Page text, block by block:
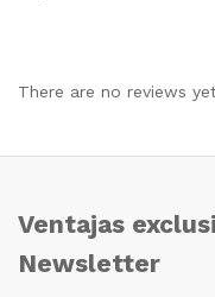
There are no reviews
Ventajas
Newsletter